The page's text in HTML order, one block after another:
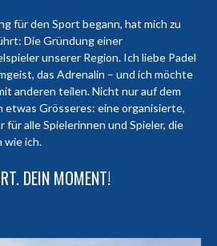
für den Sport begann, hat mich zu
Die Gründung einer
unserer Region. Ich liebe Padel
das Adrenalin – und ich möchte
anderen teilen. Nicht nur auf dem
etwas Grösseres: eine organisierte,
alle Spielerinnen und Spieler, die
wie ich.
DEIN MOMENT!